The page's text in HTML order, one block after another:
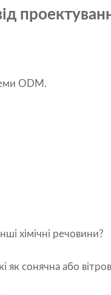
ODM.
хімічні речовини?
як сонячна або